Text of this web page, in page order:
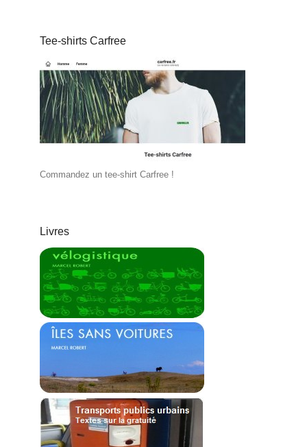
Tee-shirts Carfree
Commandez un tee-shirt Carfree !
Livres